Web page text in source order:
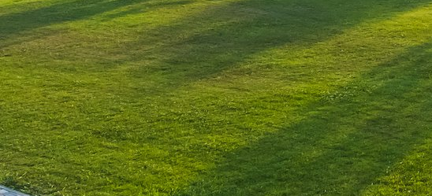
You must belogged in to post a comment.